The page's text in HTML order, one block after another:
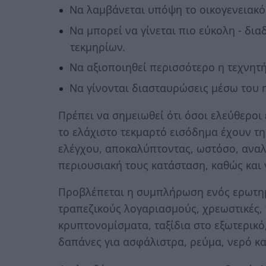
Να λαμβάνεται υπόψη το
Να μπορεί να γίνεται πιο εύκολη -
τεκμηρίων.
Να αξιοποιηθεί περισσότερο η
Να γίνονται διασταυρώσεις μέσω του
Πρέπει να σημειωθεί ότι όσοι
το ελάχιστο τεκμαρτό εισόδημα έχουν
ελέγχου, αποκαλύπτοντας, ωστόσο,
περιουσιακή τους κατάσταση, καθώς και
Προβλέπεται η συμπλήρωση ενός
τραπεζικούς λογαριασμούς,
κρυπτονομίσματα, ταξίδια στο
δαπάνες για ασφάλιστρα, ρεύμα, νερό